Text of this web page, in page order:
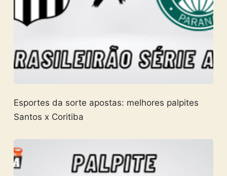
Esportes da sorte apostas: melhores palpites
Santos x Coritiba